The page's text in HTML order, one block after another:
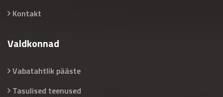
Kontakt
Valdkonnad
Vabatahtlik pääste
Tasulised teenused